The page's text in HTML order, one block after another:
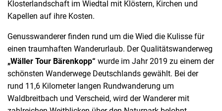
Klosterlandschaft im Wiedtal mit Klöstern, Kirchen und
Kapellen auf ihre Kosten.
Genusswanderer finden rund um die Wied die Kulisse für
einen traumhaften Wanderurlaub. Der Qualitätswanderweg
„Wäller Tour Bärenkopp“ wurde im Jahr 2019 zu einem der
schönsten Wanderwege Deutschlands gewählt. Bei der
rund 11,6 Kilometer langen Rundwanderung um
Waldbreitbach und Verscheid, wird der Wanderer mit